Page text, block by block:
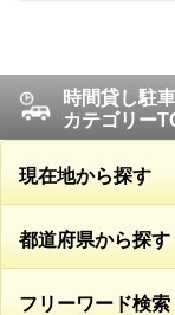
時間貸し駐
カテゴリー
現在地から探す
都道府県から探す
フリーワード検索